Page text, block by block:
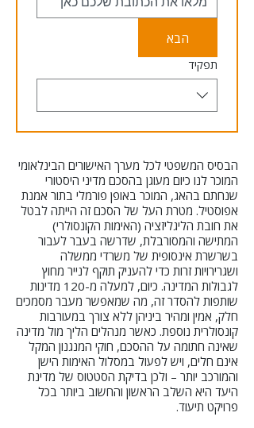
הבא
תפקיד
הבסיס המשפטי לכל מערך האישורים הבינלאומי
המוכר לנו כיום מעוגן בהסכם מדיני היסטורי
שנחתם בהאג, המוכר באופן פורמלי בתור אמנת
אפוסטיל. מטרת העל של הסכם זה הייתה לבטל
את חובת הליגליזציה (האימות הקונסולרי)
המתישה והמסורבלת, שדרשה בעבר לעבור
בשרשרת אינסופית של משרדי ממשלה
ושגרירויות זרות כדי להעניק תוקף לנייר מחוץ
לגבולות המדינה. כיום, למעלה מ-120 מדינות
שותפות להסדר זה, מה שמאפשר מעבר מסמכים
חלק, אמין ומהיר ביניהן ללא צורך במעורבות
קונסולרית נוספת. כאשר מנהלים הליך מול מדינה
שאינה חתומה על ההסכם, חוקי המנגנון המקל
אינם חלים, ויש לפעול במסלול האימות הישן
והמורכב יותר – ולכן בדיקת הסטטוס של מדינת
היעד היא השלב הראשון והחשוב ביותר בכל
פרויקט תיעוד.